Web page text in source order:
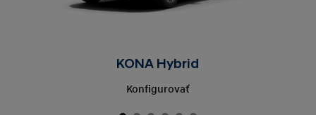
KONA Hybrid
Konfigurovať